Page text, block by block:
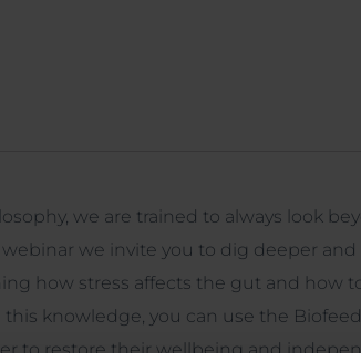
we are trained to always look
we invite you to dig deeper
how stress affects the gut and
knowledge, you can use the
to restore their wellbeing and